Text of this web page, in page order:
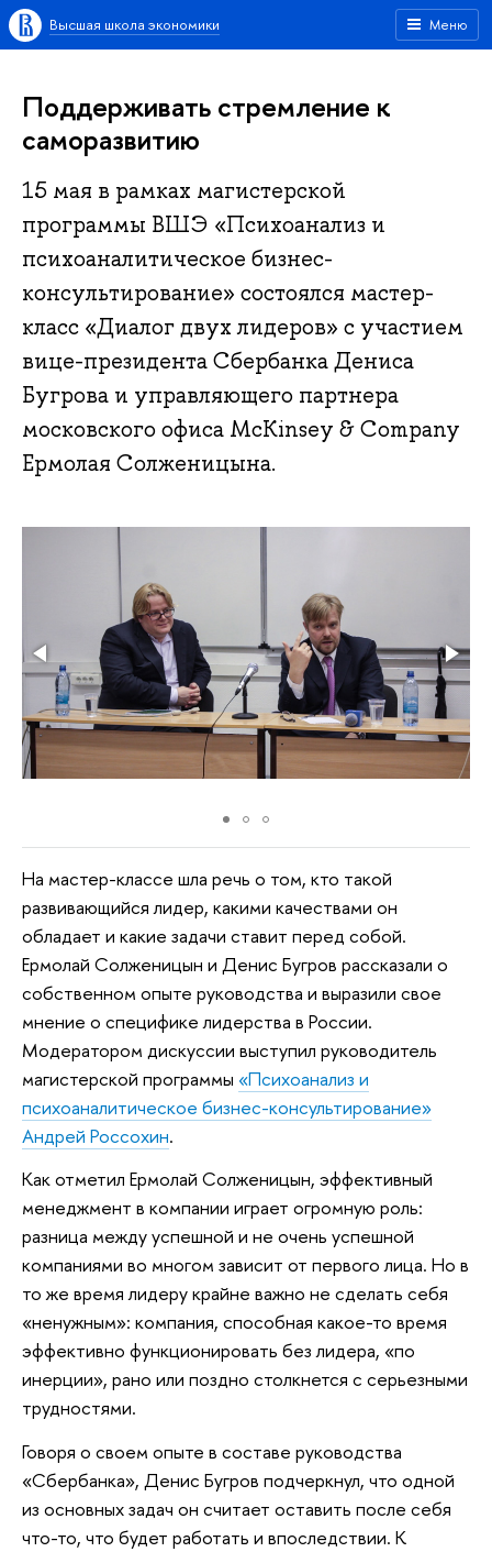
Меню
Высшая школа экономики
Поддерживать стремление к
саморазвитию
15 мая в рамках магистерской
программы ВШЭ «Психоанализ и
психоаналитическое бизнес-
консультирование» состоялся мастер-
класс «Диалог двух лидеров» с участием
вице-президента Сбербанка Дениса
Бугрова и управляющего партнера
московского офиса McKinsey & Company
Ермолая Солженицына.
На мастер-классе шла речь о том, кто такой
развивающийся лидер, какими качествами он
обладает и какие задачи ставит перед собой.
Ермолай Солженицын и Денис Бугров рассказали о
собственном опыте руководства и выразили свое
мнение о специфике лидерства в России.
Модератором дискуссии выступил руководитель
магистерской программы «Психоанализ и
психоаналитическое бизнес-консультирование»
Андрей Россохин.
Как отметил Ермолай Солженицын, эффективный
менеджмент в компании играет огромную роль:
разница между успешной и не очень успешной
компаниями во многом зависит от первого лица. Но в
то же время лидеру крайне важно не сделать себя
«ненужным»: компания, способная какое-то время
эффективно функционировать без лидера, «по
инерции», рано или поздно столкнется с серьезными
трудностями.
Говоря о своем опыте в составе руководства
«Сбербанка», Денис Бугров подчеркнул, что одной
из основных задач он считает оставить после себя
что-то, что будет работать и впоследствии. К